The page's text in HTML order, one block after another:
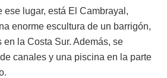
ese lugar, está El Cambrayal,
enorme escultura de un barrigón,
la Costa Sur. Además, se
canales y una piscina en la parte